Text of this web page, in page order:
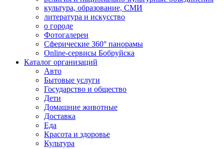
культура, образование, СМИ
литература и искусство
о городе
Фотогалереи
Сферические 360° панорамы
Online-сервисы Бобруйска
Каталог организаций
Авто
Бытовые услуги
Государство и общество
Дети
Домашние животные
Доставка
Еда
Красота и здоровье
Культура